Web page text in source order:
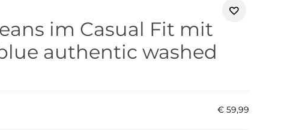
im Casual Fit mit
authentic washed
€ 59,99